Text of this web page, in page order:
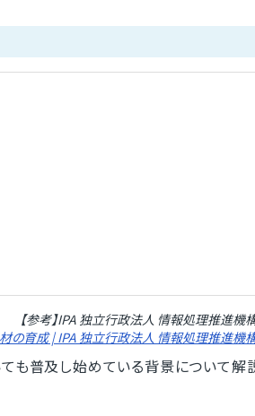
【参考】IPA 独立行政法人 情報処理推進機
材の育成 | IPA 独立行政法人 情報処理推進機
も普及し始めている背景について解